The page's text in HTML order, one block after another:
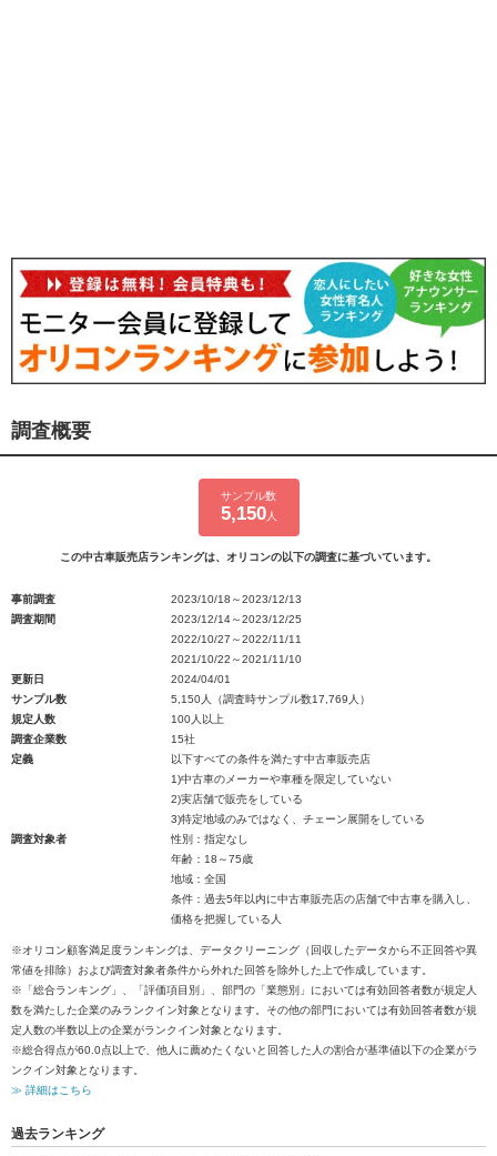
調査概要
サンプル数
5,150人
この中古車販売店ランキングは、オリコンの以下の調査に基づいています。
事前調査
2023/10/18～2023/12/13
調査期間
2023/12/14～2023/12/25
2022/10/27～2022/11/11
2021/10/22～2021/11/10
更新日
2024/04/01
サンプル数
5,150人（調査時サンプル数17,769人）
規定人数
100人以上
調査企業数
15社
定義
以下すべての条件を満たす中古車販売店
1)中古車のメーカーや車種を限定していない
2)実店舗で販売をしている
3)特定地域のみではなく、チェーン展開をしている
調査対象者
性別：指定なし
年齢：18～75歳
地域：全国
条件：過去5年以内に中古車販売店の店舗で中古車を購入し、
価格を把握している人
※オリコン顧客満足度ランキングは、データクリーニング（回収したデータから不正回答や異
常値を排除）および調査対象者条件から外れた回答を除外した上で作成しています。
※「総合ランキング」、「評価項目別」、部門の「業態別」においては有効回答者数が規定人
数を満たした企業のみランクイン対象となります。その他の部門においては有効回答者数が規
定人数の半数以上の企業がランクイン対象となります。
※総合得点が60.0点以上で、他人に薦めたくないと回答した人の割合が基準値以下の企業がラ
ンクイン対象となります。
≫ 詳細はこちら
過去ランキング